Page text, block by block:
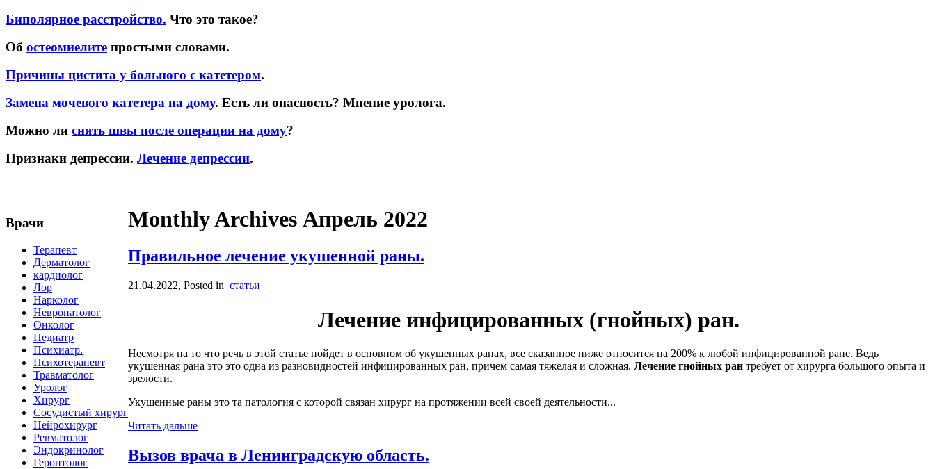
Биполярное расстройство. Что это такое?
Об остеомиелите простыми словами.
Причины цистита у больного с катетером.
Замена мочевого катетера на дому. Есть ли опасность? Мнение уролога.
Можно ли снять швы после операции на дому?
Признаки депрессии. Лечение депрессии.
Врачи
Терапевт
Дерматолог
кардиолог
Лор
Нарколог
Невропатолог
Онколог
Педиатр
Психиатр.
Психотерапевт
Травматолог
Уролог
Хирург
Сосудистый хирург
Нейрохирург
Ревматолог
Эндокринолог
Геронтолог
Monthly Archives Апрель 2022
Правильное лечение укушенной раны.
21.04.2022, Posted in статьи
Лечение инфицированных (гнойных) ран.
Несмотря на то что речь в этой статье пойдет в основном об укушенных ранах, все сказанное ниже относится на 200% к любой инфицированной ране. Ведь
укушенная рана это это одна из разновидностей инфицированных ран, причем самая тяжелая и сложная. Лечение гнойных ран требует от хирурга большого опыта и
зрелости.
Укушенные раны это та патология с которой связан хирург на протяжении всей своей деятельности...
Читать дальше
Вызов врача в Ленинградскую область.